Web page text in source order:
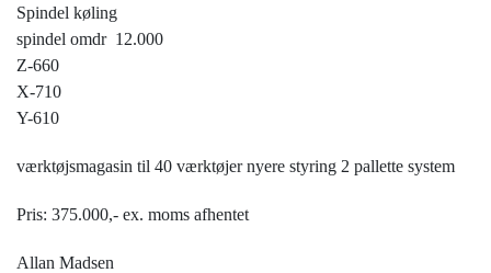
Spindel køling
spindel omdr 12.000
Z-660
X-710
Y-610
værktøjsmagasin til 40 værktøjer nyere styring 2 pallette system
Pris: 375.000,- ex. moms afhentet
Allan Madsen